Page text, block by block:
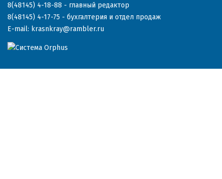
8(48145) 4-18-88 - главный редактор
8(48145) 4-17-75 - бухгалтерия и отдел продаж
E-mail: krasnkray@rambler.ru